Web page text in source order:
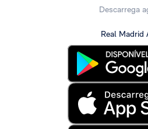
Descarrega
Real Madrid